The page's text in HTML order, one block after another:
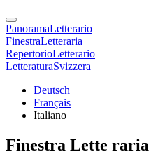
PanoramaLetterario
FinestraLetteraria
RepertorioLetterario
LetteraturaSvizzera
Deutsch
Français
Italiano
Finestra Lette raria